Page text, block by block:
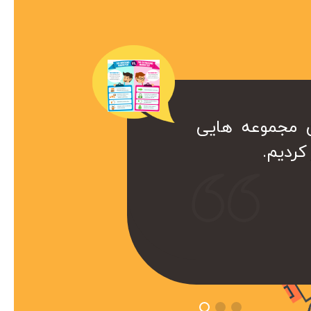
همراه ارزشمند برای ما هست. کا
که داریم از خدمات سئو این
مجموعه هایی